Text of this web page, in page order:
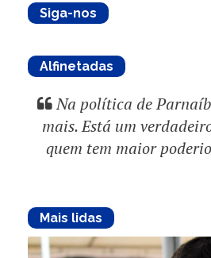
Siga-nos
Alfinetadas
Na política de
mais. Está um
quem tem maior
Mais lidas